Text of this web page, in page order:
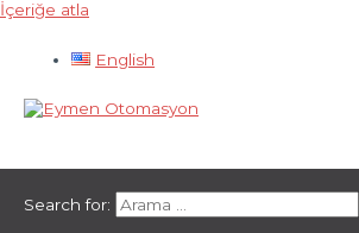
İçeriğe atla
English
Search for: